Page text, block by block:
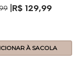
R$ 129,99
À SACOLA